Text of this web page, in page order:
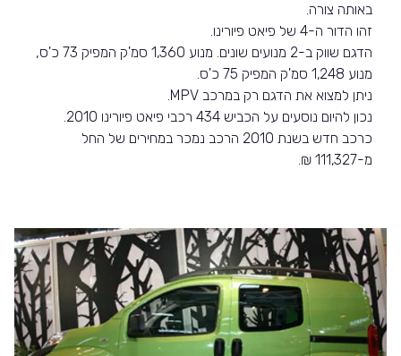
באותה צורה.
זהו הדור ה-4 של פיאט פיורינו.
הדגם שווק ב-2 מנועים שונים. מנוע 1,360 סמ'ק המפיק 73 כ'ס,
מנוע 1,248 סמ'ק המפיק 75 כ'ס.
ניתן למצוא את הדגם רק במרכב MPV.
נכון להיום נוסעים על הכביש 434 רכבי פיאט פיורינו 2010.
כרכב חדש בשנת 2010 הרכב נמכר במחירים של החל
מ-111,327 ₪.